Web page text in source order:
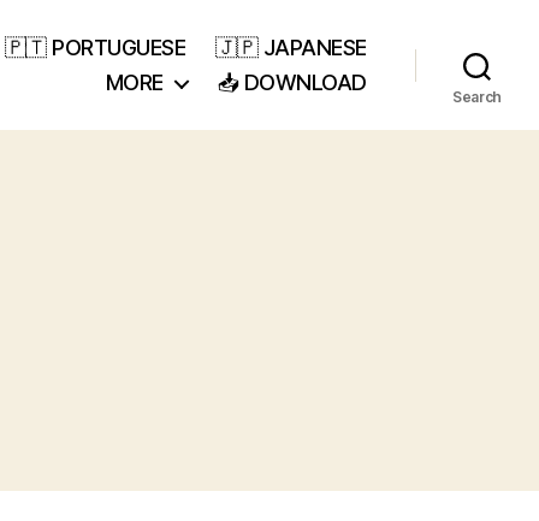
🇵🇹 PORTUGUESE
🇯🇵 JAPANESE
MORE
📥 DOWNLOAD
Search